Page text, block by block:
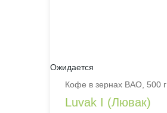
Ожидается
Кофе в зернах BAO, 500 г
Luvak I (Лювак)